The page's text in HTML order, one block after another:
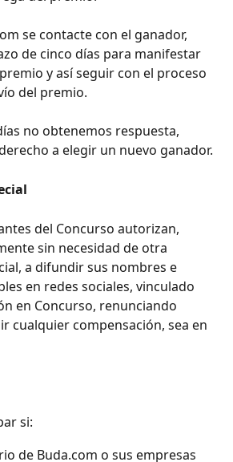
se contacte con el ganador,
de cinco días para manifestar
y así seguir con el proceso
del premio.
no obtenemos respuesta,
a elegir un nuevo ganador.
del Concurso autorizan,
sin necesidad de otra
a difundir sus nombres e
en redes sociales, vinculado
en Concurso, renunciando
cualquier compensación, sea en
si:
de Buda.com o sus empresas